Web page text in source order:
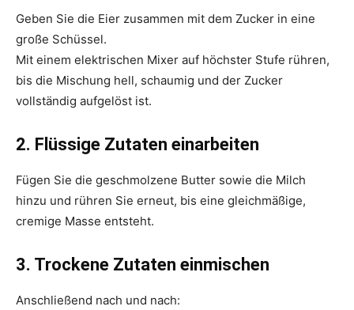
Geben Sie die Eier zusammen mit dem Zucker in eine
große Schüssel.
Mit einem elektrischen Mixer auf höchster Stufe rühren,
bis die Mischung hell, schaumig und der Zucker
vollständig aufgelöst ist.
2. Flüssige Zutaten einarbeiten
Fügen Sie die geschmolzene Butter sowie die Milch
hinzu und rühren Sie erneut, bis eine gleichmäßige,
cremige Masse entsteht.
3. Trockene Zutaten einmischen
Anschließend nach und nach: